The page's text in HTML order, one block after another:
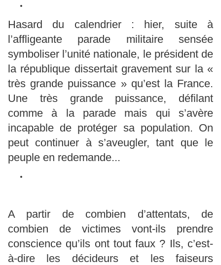
Hasard du calendrier : hier, suite à
l’affligeante parade militaire sensée
symboliser l’unité nationale, le président de
la république dissertait gravement sur la «
très grande puissance » qu’est la France.
Une très grande puissance, défilant
comme à la parade mais qui s’avère
incapable de protéger sa population. On
peut continuer à s’aveugler, tant que le
peuple en redemande...
A partir de combien d’attentats, de
combien de victimes vont-ils prendre
conscience qu’ils ont tout faux ? Ils, c’est-
à-dire les décideurs et les faiseurs